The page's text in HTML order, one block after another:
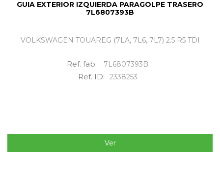
GUIA EXTERIOR IZQUIERDA PARAGOLPE TRASERO
7L6807393B
VOLKSWAGEN TOUAREG (7LA, 7L6, 7L7) 2.5 R5 TDI
Ref. fab: 7L6807393B
Ref. ID: 2338253
Ver